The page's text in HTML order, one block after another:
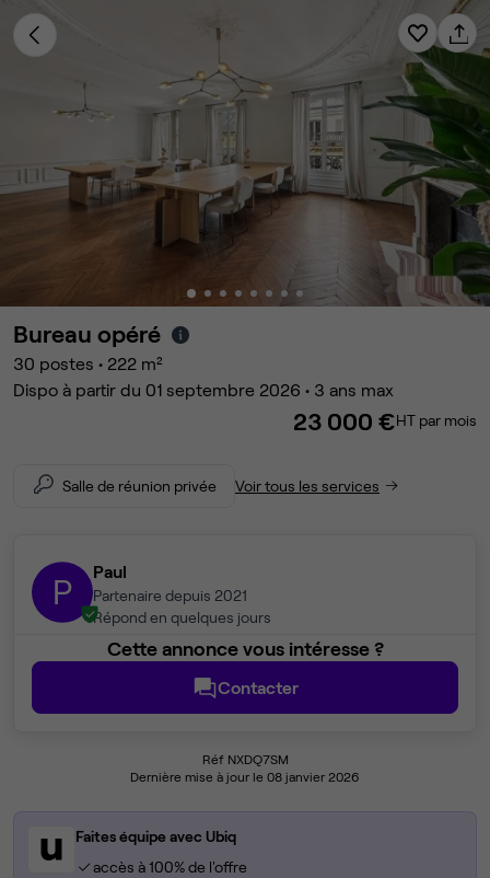
Bureau opéré
30 postes • 222 m²
Dispo à partir du 01 septembre 2026 • 3 ans max
23 000 €HT par mois
Salle de réunion privée Voir tous les services
P Paul
Partenaire depuis 2021
Répond en quelques jours
Cette annonce vous intéresse ?
Contacter
Réf NXDQ7SM
Dernière mise à jour le 08 janvier 2026
Faites équipe avec Ubiq
accès à 100% de l'offre